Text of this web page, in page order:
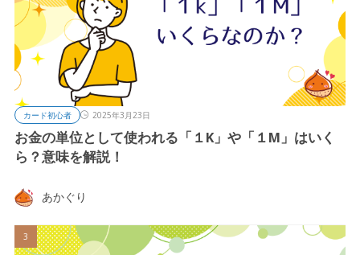
カード初心者 2025年3月23日
お金の単位として使われる「１K」や「１M」はいく
ら？意味を解説！
あかぐり